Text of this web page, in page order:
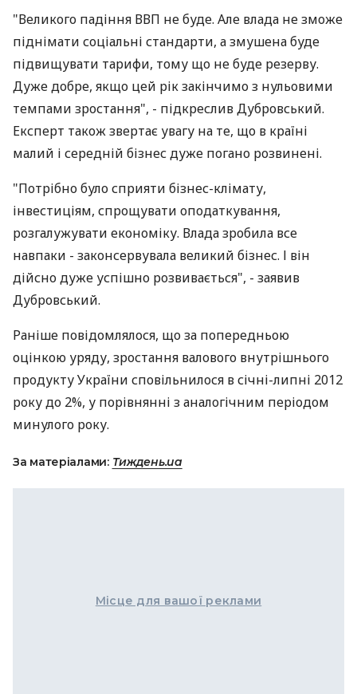
"Великого падіння ВВП не буде. Але влада не зможе
піднімати соціальні стандарти, а змушена буде
підвищувати тарифи, тому що не буде резерву.
Дуже добре, якщо цей рік закінчимо з нульовими
темпами зростання", - підкреслив Дубровський.
Експерт також звертає увагу на те, що в країні
малий і середній бізнес дуже погано розвинені.
"Потрібно було сприяти бізнес-клімату,
інвестиціям, спрощувати оподаткування,
розгалужувати економіку. Влада зробила все
навпаки - законсервувала великий бізнес. І він
дійсно дуже успішно розвивається", - заявив
Дубровський.
Раніше повідомлялося, що за попередньою
оцінкою уряду, зростання валового внутрішнього
продукту України сповільнилося в січні-липні 2012
року до 2%, у порівнянні з аналогічним періодом
минулого року.
За матеріалами: Тиждень.ua
Місце для вашої реклами